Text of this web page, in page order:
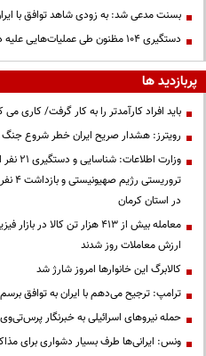
بسنت مدعی شد: به زودی شاهد توافق با
دستگیری ۱۰۴ مظنون طی عملیات‌هایی علیه داعش در ترکیه
پربازدید ها
باید افراد کارآمدتر را به کار گرفت/
رویترز: هشدار صریح ایران خطر شروع جنگ
وزارت
در استان کرمان
معامله بیش از ۴۱۳ هزار تن
ارزش معاملات روز شدند
کالابرگ این خانوارها امروز شارژ شد
ترامپ: ترجیح می‌دهم با ایران به توافق برسم
حمله نیروهای اسرائیلی به خبرنگار پرس‌تی‌وی
ونس: ایرانی‌ها طرف بسیار دشواری برای